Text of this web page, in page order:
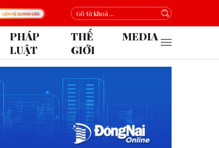
PHÁP
LUẬT
THẾ
GIỚI
MEDIA